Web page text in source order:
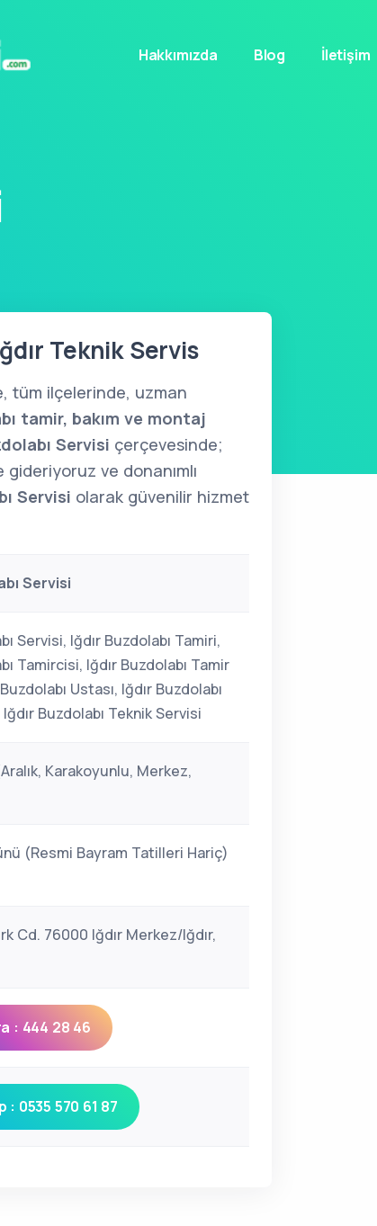
Hakkımızda Blog İletişim
Teknik Servis
tüm ilçelerinde, uzman
tamir, bakım ve montaj
Servisi çerçevesinde;
gideriyoruz ve donanımlı
Servisi olarak güvenilir hizmet
Servisi
Servisi, Iğdır Buzdolabı Tamiri,
Tamircisi, Iğdır Buzdolabı Tamir
Ustası, Iğdır Buzdolabı
Buzdolabı Teknik Servisi
Karakoyunlu, Merkez,
(Resmi Bayram Tatilleri Hariç)
Cd. 76000 Iğdır Merkez/Iğdır,
: 444 28 46
: 0535 570 61 87